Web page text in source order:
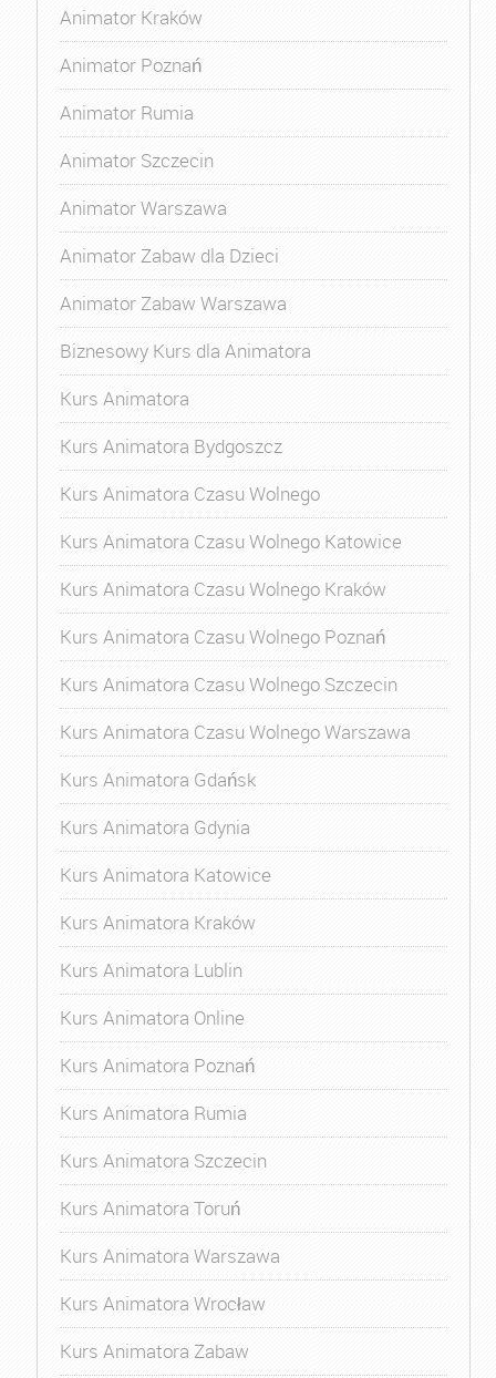
Animator Kraków
Animator Poznań
Animator Rumia
Animator Szczecin
Animator Warszawa
Animator Zabaw dla Dzieci
Animator Zabaw Warszawa
Biznesowy Kurs dla Animatora
Kurs Animatora
Kurs Animatora Bydgoszcz
Kurs Animatora Czasu Wolnego
Kurs Animatora Czasu Wolnego Katowice
Kurs Animatora Czasu Wolnego Kraków
Kurs Animatora Czasu Wolnego Poznań
Kurs Animatora Czasu Wolnego Szczecin
Kurs Animatora Czasu Wolnego Warszawa
Kurs Animatora Gdańsk
Kurs Animatora Gdynia
Kurs Animatora Katowice
Kurs Animatora Kraków
Kurs Animatora Lublin
Kurs Animatora Online
Kurs Animatora Poznań
Kurs Animatora Rumia
Kurs Animatora Szczecin
Kurs Animatora Toruń
Kurs Animatora Warszawa
Kurs Animatora Wrocław
Kurs Animatora Zabaw